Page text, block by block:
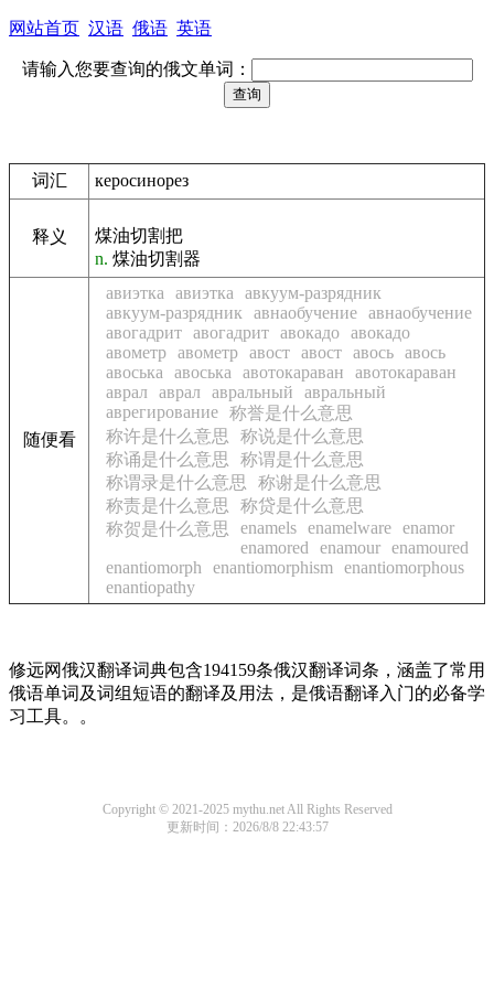
网站首页 汉语 俄语 英语
请输入您要查询的俄文单词：
词汇 керосинорез
释义
煤油切割把
n. 煤油切割器
随便看
авиэтка авиэтка
авкуум-разрядник
авкуум-разрядник
авнаобучение авнаобучение
авогадрит авогадрит авокадо авокадо
авометр авометр авост авост авось авось
авоська
авоська авотокараван
авотокараван
аврал
аврал авральный
авральный
аврегирование 称誉是什么意思
称许是什么意思
称说是什么意思
称诵是什么意思
称谓是什么意思
称谓录是什么意思
称谢是什么意思
称责是什么意思
称贷是什么意思
称贺是什么意思
enamels enamelware enamor
enamored
enamour enamoured
enantiomorph
enantiomorphism
enantiomorphous
enantiopathy
修远网俄汉翻译词典包含194159条俄汉翻译词条，涵盖了常用
俄语单词及词组短语的翻译及用法，是俄语翻译入门的必备学
习工具。。
Copyright © 2021-2025 mythu.net All Rights Reserved
更新时间：2026/8/8 22:43:57